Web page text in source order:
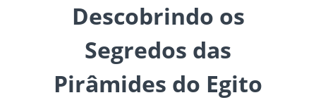
Descobrindo os
Segredos das
Pirâmides do Egito